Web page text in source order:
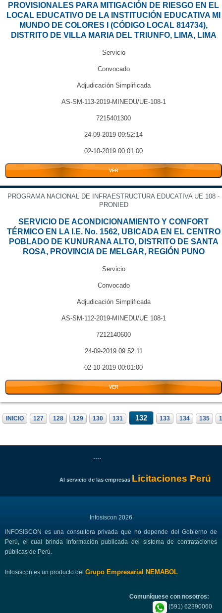
PROVISIONALES PARA MITIGACIÓN DE RIESGO EN EL
LOCAL EDUCATIVO DE LA INSTITUCIÓN EDUCATIVA MI
MUNDO DE COLORES I (CÓDIGO LOCAL 814734),
DISTRITO DE VILLA MARIA DEL TRIUNFO, LIMA, LIMA
Servicio
Convocado
Adjudicación Simplificada
AS-SM-113-2019-MINEDU/UE-108-1
7215401300
24-09-2019 09:52:14
02-10-2019 00:01:00
VER
PROGRAMA NACIONAL DE INFRAESTRUCTURA EDUCATIVA UE 108 -
PRONIED
SERVICIO DE ACONDICIONAMIENTO Y CONFORT
TÉRMICO EN LA I.E. No. 1562, UBICADA EN EL CENTRO
POBLADO DE KUNURANA ALTO, DISTRITO DE SANTA
ROSA, PROVINCIA DE MELGAR, REGIÓN PUNO
Servicio
Convocado
Adjudicación Simplificada
AS-SM-112-2019-MINEDU/UE 108-1
7212140600
24-09-2019 09:52:11
02-10-2019 00:01:00
VER
INICIO 127 128 129 130 131 132 133 134 135
Al servicio de las empresas Licitaciones Perú
Infosiscon 2026
INFOSISCON es una consultora privada que no depende del Gobierno de
Perú, el cual brinda información publicada del sistema de contrataciones
públicas de Perú.
Infosiscon es un producto del Grupo Empresarial NEMABOL
Comuníquese con nosotros:
(591) 62390060